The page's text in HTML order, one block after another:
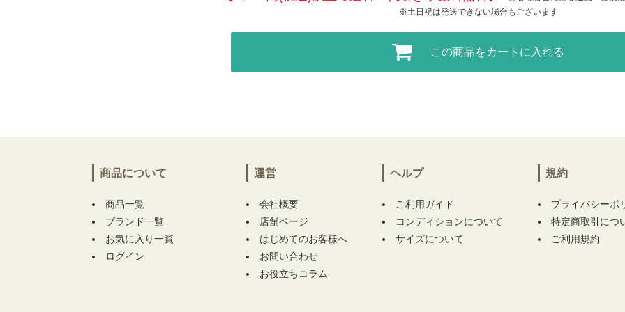
※土日祝は発送できない場合もございます
この商品をカートに入れる
商品について
商品一覧
ブランド一覧
お気に入り一覧
ログイン
運営
会社概要
店舗ページ
はじめてのお客様へ
お問い合わせ
お役立ちコラム
ヘルプ
ご利用ガイド
コンディションについて
サイズについて
規約
プライバシーポ
特定商取引につ
ご利用規約